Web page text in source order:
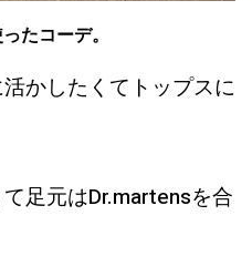
たコーデ。
かしたくてトップスに
足元はDr.martensを合